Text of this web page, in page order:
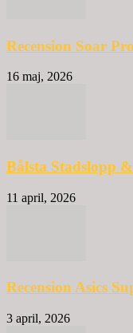
Recension Soar
16 maj, 2026
Bålsta Stadslopp
11 april, 2026
Recension Asics
3 april, 2026